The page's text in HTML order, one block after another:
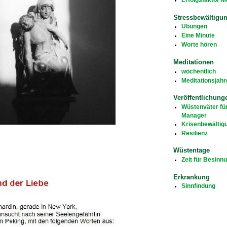
Übungen
Eine Minute
Worte hören
Meditationen
wöchentlich
Wüstenväter
Manager
Resilienz
Wüstentage
Zeit für
Erkrankung
Sinnfindung